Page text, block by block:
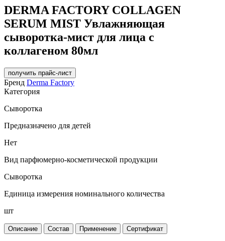
DERMA FACTORY COLLAGEN
SERUM MIST Увлажняющая
сыворотка-мист для лица с
коллагеном 80мл
получить прайс-лист
Бренд Derma Factory
Категория
Сыворотка
Предназначено для детей
Нет
Вид парфюмерно-косметической продукции
Сыворотка
Единица измерения номинального количества
шт
Описание Состав Применение Сертификат